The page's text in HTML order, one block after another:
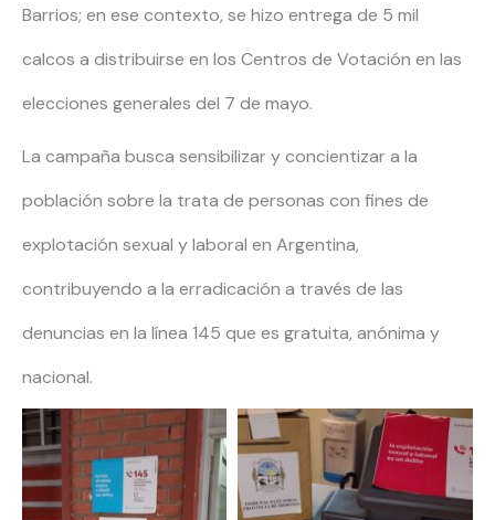
Barrios; en ese contexto, se hizo entrega de 5 mil
calcos a distribuirse en los Centros de Votación en las
elecciones generales del 7 de mayo.
La campaña busca sensibilizar y concientizar a la
población sobre la trata de personas con fines de
explotación sexual y laboral en Argentina,
contribuyendo a la erradicación a través de las
denuncias en la línea 145 que es gratuita, anónima y
nacional.